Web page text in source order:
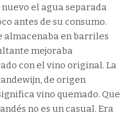
el agua separada
antes de su consumo.
almacenaba en barriles
mejoraba
con el vino original. La
de origen
vino quemado. Que
no es un casual. Era